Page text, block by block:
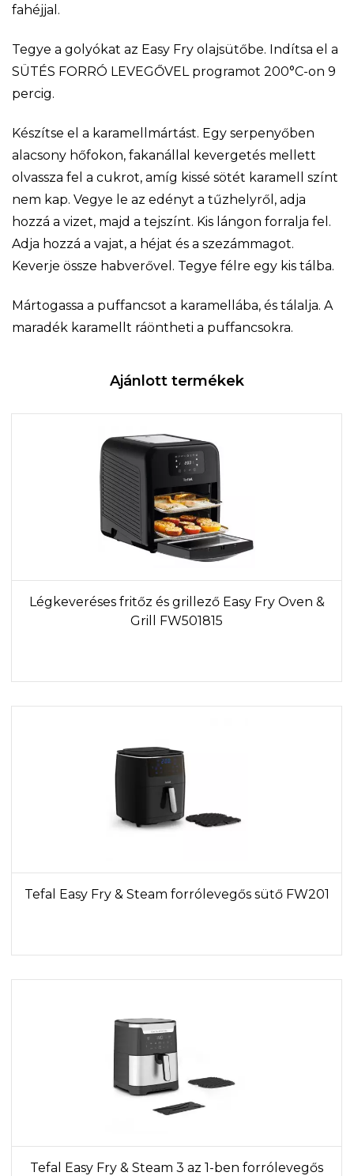
fahéjjal.
Tegye a golyókat az Easy Fry olajsütőbe. Indítsa el a
SÜTÉS FORRÓ LEVEGŐVEL programot 200°C-on 9
percig.
Készítse el a karamellmártást. Egy serpenyőben
alacsony hőfokon, fakanállal kevergetés mellett
olvassza fel a cukrot, amíg kissé sötét karamell színt
nem kap. Vegye le az edényt a tűzhelyről, adja
hozzá a vizet, majd a tejszínt. Kis lángon forralja fel.
Adja hozzá a vajat, a héjat és a szezámmagot.
Keverje össze habverővel. Tegye félre egy kis tálba.
Mártogassa a puffancsot a karamellába, és tálalja. A
maradék karamellt ráöntheti a puffancsokra.
Ajánlott termékek
Légkeveréses fritőz és grillező Easy Fry Oven &
Grill FW501815
Tefal Easy Fry & Steam forrólevegős sütő FW201
Tefal Easy Fry & Steam 3 az 1-ben forrólevegős